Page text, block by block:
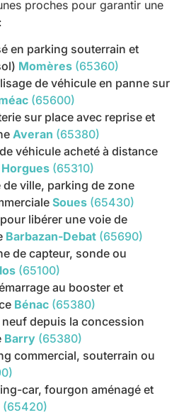
proches pour garantir une
en parking souterrain et
Momères (65360)
de véhicule en panne sur
(65600)
sur place avec reprise et
Averan (65380)
véhicule acheté à distance
Horgues (65310)
ville, parking de zone
Soues (65430)
libérer une voie de
Barbazan-Debat (65690)
de capteur, sonde ou
(65100)
au booster et
Bénac (65380)
depuis la concession
Barry (65380)
commercial, souterrain ou
car, fourgon aménagé et
(65420)